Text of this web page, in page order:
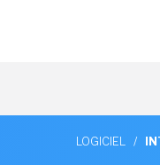
LOGICIEL /